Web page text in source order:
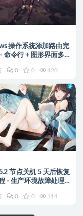
操作系统添加路由完
命令行 + 图形界面多种
0 0 420
节点关机 5 天后恢复
- 生产环境故障处理实
0 0 114